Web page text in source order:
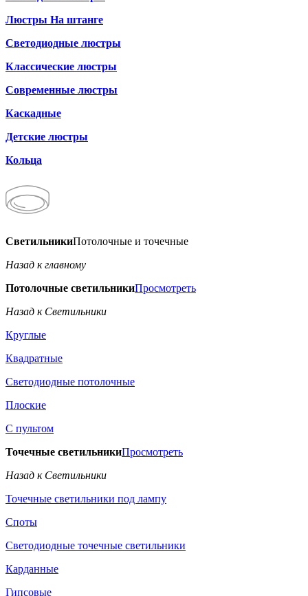
Люстры На штанге
Светодиодные люстры
Классические люстры
Современные люстры
Каскадные
Детские люстры
Кольца
СветильникиПотолочные и точечные
Назад к главному
Потолочные светильникиПросмотреть
Назад к Светильники
Круглые
Квадратные
Светодиодные потолочные
Плоские
С пультом
Точечные светильникиПросмотреть
Назад к Светильники
Точечные светильники под лампу
Споты
Светодиодные точечные светильники
Карданные
Гипсовые